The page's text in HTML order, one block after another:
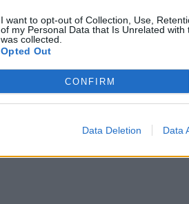
I want to opt-out of Collection, Use,
of my Personal Data that Is Unrelated
was collected.
Opted Out
CONFIRM
Data Deletion Data